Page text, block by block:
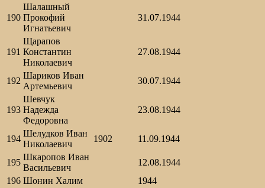
190
Шалашный
Прокофий
Игнатьевич
31.07.1944
191
Щарапов
Константин
Николаевич
27.08.1944
192
Шариков Иван
Артемьевич
30.07.1944
193
Шевчук
Надежда
Федоровна
23.08.1944
194
Шелудков Иван
Николаевич
1902 11.09.1944
195
Шкаропов Иван
Васильевич
12.08.1944
196 Шонин Халим 1944